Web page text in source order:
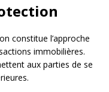
constitue l’approche
immobilières.
aux parties de se